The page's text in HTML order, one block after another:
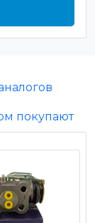
покупают